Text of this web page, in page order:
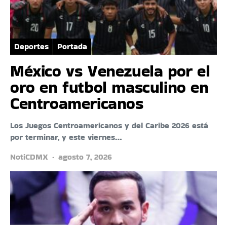
Deportes Portada
México vs Venezuela por el
oro en futbol masculino en
Centroamericanos
Los Juegos Centroamericanos y del Caribe 2026 está
por terminar, y este viernes…
NotiCDMX
agosto 7, 2026